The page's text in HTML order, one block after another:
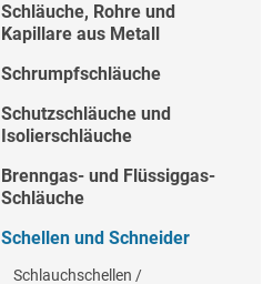
Schläuche, Rohre und
Kapillare aus Metall
Schrumpfschläuche
Schutzschläuche und
Isolierschläuche
Brenngas- und Flüssiggas-
Schläuche
Schellen und Schneider
Schlauchschellen /